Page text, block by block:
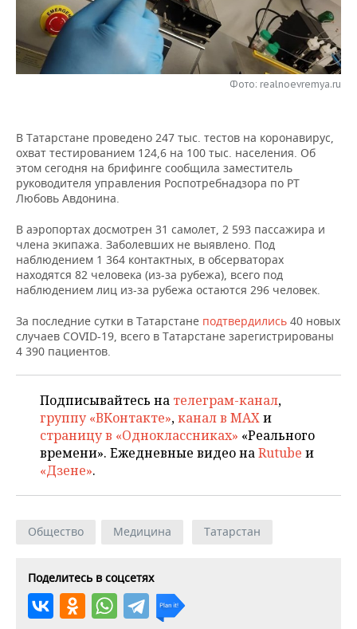
ТОРГОВЫЕ ЦЕНТРЫ
ТАТАРСТАНА
ИНВЕСТИЦИИ
МАШИНОСТРОЕНИЕ
НЕФТЕХИМИЯ
ЭНЕРГЕТИКА
НОВОСТИ БИЗНЕСА
РОЗНИЧНАЯ ТОРГОВЛЯ
УСЛУГИ
ТЕХНОЛОГИИ
НОВОСТИ ТЕХНОЛОГИЙ
МЕДИА
ТЕЛЕКОММУНИКАЦИИ
МЕРОПРИЯТИЯ
ВЫЕЗДНАЯ РЕДАКЦИЯ
БИЗНЕС-БРАНЧИ
ОТКРЫТАЯ ЛЕКЦИЯ
НОВОСТИ СПОРТА
ФУТБОЛ
БАСКЕТБОЛ
ВОЛЕЙБОЛ
КИБЕРСПОРТ
ВОДНЫЕ ВИДЫ СПОРТА
ХОККЕЙ С МЯЧОМ
ОБЩЕСТВО
НОВОСТИ ОБЩЕСТВА
ИНФРАСТРУКТУРА
ИСТОРИЯ
КУЛЬТУРА
ОБРАЗОВАНИЕ
ПРОИСШЕСТВИЯ
ФОТОГАЛЕРЕЯ
СПРАВОЧНИК
СПИСОК ПЕРСОН
СПИСОК КОМПАНИЙ
ПОЛНАЯ ВЕРСИЯ
Фото: realnoevremya.ru
В Татарстане проведено 247 тыс. тестов на коронавирус,
охват тестированием 124,6 на 100 тыс. населения. Об
этом сегодня на брифинге сообщила заместитель
руководителя управления Роспотребнадзора по РТ
Любовь Авдонина.
В аэропортах досмотрен 31 самолет, 2 593 пассажира и
члена экипажа. Заболевших не выявлено. Под
наблюдением 1 364 контактных, в обсерваторах
находятся 82 человека (из-за рубежа), всего под
наблюдением лиц из-за рубежа остаются 296 человек.
За последние сутки в Татарстане подтвердились 40 новых
случаев COVID-19, всего в Татарстане зарегистрированы
4 390 пациентов.
Подписывайтесь на телеграм-канал,
группу «ВКонтакте»,канал в MAXи
страницу в «Одноклассниках» «Реального
времени». Ежедневные видео наRutube и
«Дзене».
Общество Медицина Татарстан
Поделитесь в соцсетях